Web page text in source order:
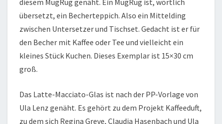
übersetzt, ein Becherteppich. Also ein Mittelding
zwischen Untersetzer und Tischset. Gedacht ist er für
den Becher mit Kaffee oder Tee und vielleicht ein
kleines Stück Kuchen. Dieses Exemplar ist 15×30 cm
groß.
Das Latte-Macciato-Glas ist nach der PP-Vorlage von
Ula Lenz genäht. Es gehört zu dem Projekt Kaffeeduft,
zu dem sich Regina Greve, Claudia Hasenbach und Ula